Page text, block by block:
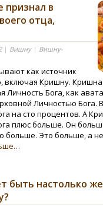
признал в
отца,
| Вишну | Вишну-
как источник
включая Кришну.
Личность Бога, как
Личностью
на сто процентов. А
плюс больше. Он
больше. Это больше, а
быть настолько